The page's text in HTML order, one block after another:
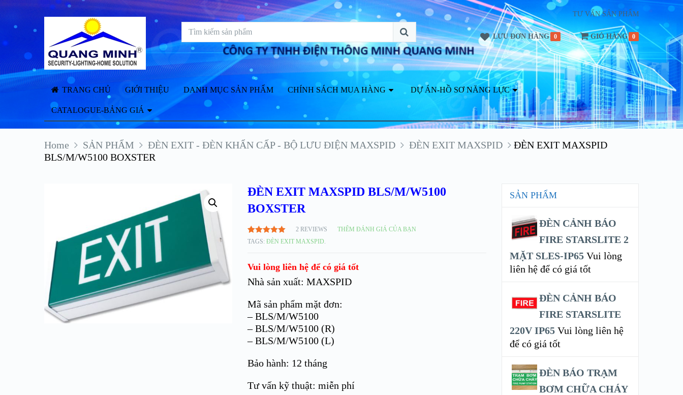
TƯ VẤN SẢN PHẨM
LƯU ĐƠN HÀNG 0 GIỎ HÀNG 0
TRANG CHỦ GIỚI THIỆU DANH MỤC SẢN PHẨM CHÍNH SÁCH MUA HÀNG DỰ ÁN-HỒ SƠ NĂNG LỰC
CATALOGUE-BẢNG GIÁ
Home SẢN PHẨM ĐÈN EXIT - ĐÈN KHẨN CẤP - BỘ LƯU ĐIỆN MAXSPID ĐÈN EXIT MAXSPID
ĐÈN EXIT MAXSPID
BLS/M/W5100 BOXSTER
ĐÈN EXIT MAXSPID BLS/M/W5100
BOXSTER
5.00TRÊN
2
2REVIEWS
THÊM ĐÁNH GIÁ CỦA BẠN
TAGS: ĐÈN EXIT MAXSPID.
Vui lòng liên hệ để có giá tốt
Nhà sản xuất: MAXSPID
Mã sản phẩm mặt đơn:
– BLS/M/W5100
– BLS/M/W5100 (R)
– BLS/M/W5100 (L)
Bảo hành: 12 tháng
Tư vấn kỹ thuật: miễn phí
SẢN PHẨM
ĐÈN CẢNH BÁO
FIRE STARSLITE 2
MẶT SLES-IP65 Vui lòng
liên hệ để có giá tốt
ĐÈN CẢNH BÁO
FIRE STARSLITE
220V IP65 Vui lòng liên hệ
để có giá tốt
ĐÈN BÁO TRẠM
BƠM CHỮA CHÁY